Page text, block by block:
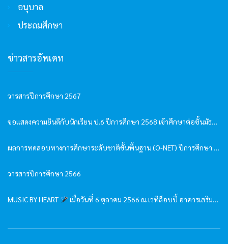
อนุบาล
ประถมศึกษา
ข่าวสารอัพเดท
วารสารปีการศึกษา 2567
ขอแสดงความยินดีกับนักเรียน ป.6 ปีการศึกษา 2568 เข้าศึกษาต่อชั้นมัธยมศึกษาปีที่ 1
ผลการทดสอบทางการศึกษาระดับชาติขั้นพื้นฐาน (O-NET) ปีการศึกษา 2568
วารสารปีการศึกษา 2566
MUSIC BY HEART เมื่อวันที่ 6 ตุลาคม 2566 ณ เวทีล็อบบี้ อาคารเสริมคุณ-หลุยส์เวย์